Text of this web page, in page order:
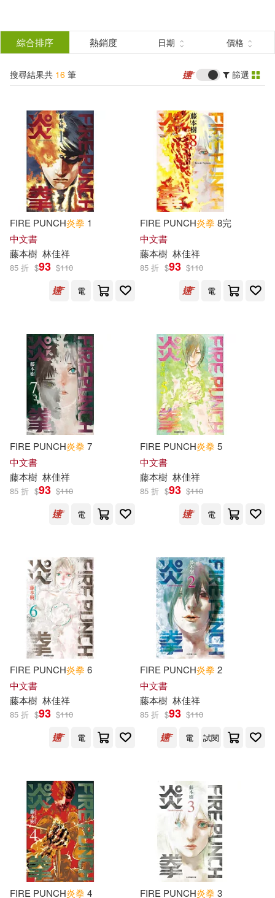
結
分類 (單選)
所有商品(16) 圖書(8)
電子書(8)
作者 (可複選)
藤本樹(16)
出版社 (可複選)
配送方式 (可複選)
可超商取貨(8) 可海外宅配(8)
可港澳店取(8)
可新加坡店取(8)
電子書 (可複選)
適合平板閱讀(8)
其他 (可複選)
現在可購買商品(16)
綜合排序 熱銷度 日期 價格
搜尋結果共 16 筆 篩選
FIRE PUNCH炎拳 1
中文書
藤本樹 林佳祥
85 折 $93 $110
電
FIRE PUNCH炎拳 8完
中文書
藤本樹 林佳祥
85 折 $93 $110
電
FIRE PUNCH炎拳 7
中文書
藤本樹 林佳祥
85 折 $93 $110
電
FIRE PUNCH炎拳 5
中文書
藤本樹 林佳祥
85 折 $93 $110
電
FIRE PUNCH炎拳 6
中文書
藤本樹 林佳祥
85 折 $93 $110
電
FIRE PUNCH炎拳 2
中文書
藤本樹 林佳祥
85 折 $93 $110
電
試閱
FIRE PUNCH炎拳 4
FIRE PUNCH炎拳 3